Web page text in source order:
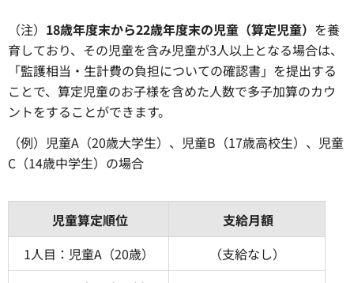
（注） 18歳年度末から22歳年度末の児童（算定児童） を養
育しており、その児童を含み児童が3人以上となる場合は、
「監護相当・生計費の負担についての確認書」を提出する
ことで、算定児童のお子様を含めた人数で多子加算のカウ
ントをすることができます。
（例）児童A（20歳大学生）、児童B（17歳高校生）、児童
C（14歳中学生）の場合
児童算定順位
支給月額
1人目：児童A（20歳）
（支給なし）